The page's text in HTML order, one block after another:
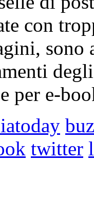
con
sono
per e-
twitter